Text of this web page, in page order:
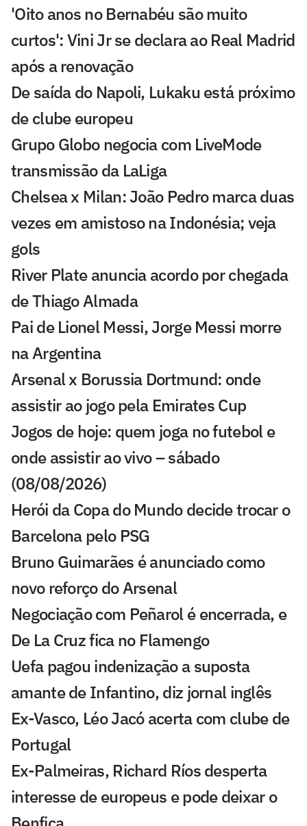
'Oito anos no Bernabéu são muito
curtos': Vini Jr se declara ao Real Madrid
após a renovação
De saída do Napoli, Lukaku está próximo
de clube europeu
Grupo Globo negocia com LiveMode
transmissão da LaLiga
Chelsea x Milan: João Pedro marca duas
vezes em amistoso na Indonésia; veja
gols
River Plate anuncia acordo por chegada
de Thiago Almada
Pai de Lionel Messi, Jorge Messi morre
na Argentina
Arsenal x Borussia Dortmund: onde
assistir ao jogo pela Emirates Cup
Jogos de hoje: quem joga no futebol e
onde assistir ao vivo – sábado
(08/08/2026)
Herói da Copa do Mundo decide trocar o
Barcelona pelo PSG
Bruno Guimarães é anunciado como
novo reforço do Arsenal
Negociação com Peñarol é encerrada, e
De La Cruz fica no Flamengo
Uefa pagou indenização a suposta
amante de Infantino, diz jornal inglês
Ex-Vasco, Léo Jacó acerta com clube de
Portugal
Ex-Palmeiras, Richard Ríos desperta
interesse de europeus e pode deixar o